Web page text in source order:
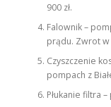
900 zł.
Falownik –
prądu. Zwrot w
Czyszczenie
pompach z
Płukanie filtra